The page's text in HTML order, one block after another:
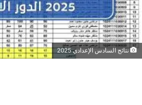
نتائج السادس الإعدادي 2025